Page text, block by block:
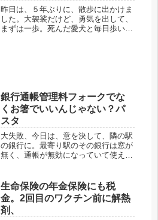
です、夜逃げ、差し押さえか
らの生還です。
昨日は、５年ぶりに、散歩に出かけま
した。大袈裟だけど、勇気を出して、
まずは一歩。死んだ愛犬と毎日歩いた
銀行通帳管理料フォークでな
くお箸でいいんじゃない？パ
スタ
大失敗、今日は、意を決して、隣の駅
の銀行に。最寄り駅のその銀行は窓が
無く、通帳が無効になっていて使え
住友の通帳年間管理料のたった５５０
円も残高に無く、７円（爆）引き落と
しが...
生命保険の年金保険にも税
金。2回目のワクチン前に解熱
剤、